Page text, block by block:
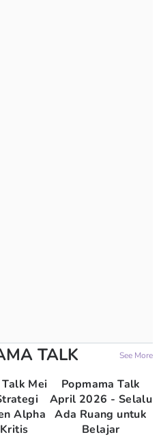
TALK See More
Mei
Alpha
Popmama Talk
April 2026 - Selalu
Ada Ruang untuk
Belajar